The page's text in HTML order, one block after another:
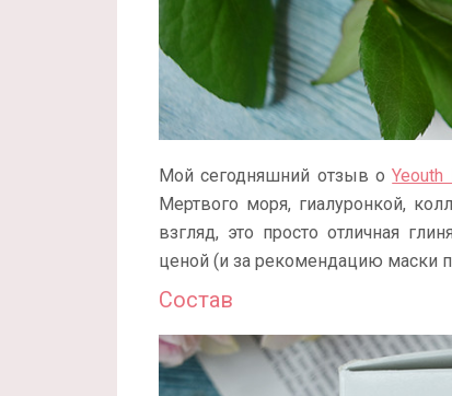
Мой сегодняшний отзыв о
Мертвого моря, гиалуронкой,
взгляд, это просто отличная
ценой (и за рекомендацию маски
Состав